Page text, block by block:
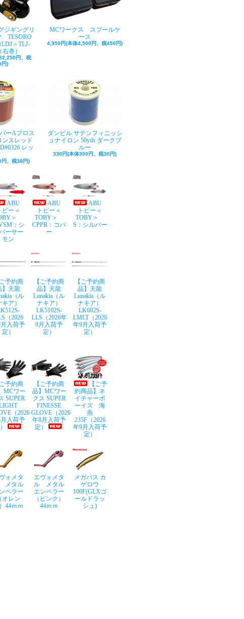
ジギングリ
TESORO
＞TLJ-
巻）
円、税
円)
MCワークス スプールケ
ース
4,950円(本体4,500円、税450円)
ーAプロス
ンスレッド
レッ
、税38円)
ダンビル サテンフィニッシ
ュナイロン 50yds ダークブ
ルー
330円(本体300円、税30円)
ABU
ビー＜
＞
：シ
ーサー
モン
ABU
トビー＜
TOBY＞
CPPR：コパ
ー
ABU
トビー＜
TOBY＞
S：シルバー
ご予約商
】天龍
（ル
キア）
（2026
入荷予
定）
【ご予約商
品】天龍
Lunakia（ル
ナキア）
LK5102S-
LLS（2026年
9月入荷予
定）
【ご予約商
品】天龍
Lunakia（ル
ナキア）
LK602S-
LMLT（2026
年9月入荷予
定）
ご予約商
MCワー
SUPER
（2026
入荷予
【ご予約商
品】MCワー
クス SUPER
FINESSE
GLOVE（2026
年8月入荷予
定）
【ご予
約商品】ネ
イチャーボ
ーイズ 海
燕
235F（2026
年9月入荷予
定）
ォメタ
メタル
ペラー
（オレン
44ｍｍ
エヴォメタ
ル メタル
エンペラー
（ピンク）
44ｍｍ
メガバス カ
ゲロウ
100F(GLXゴ
ールドラッ
シュ)